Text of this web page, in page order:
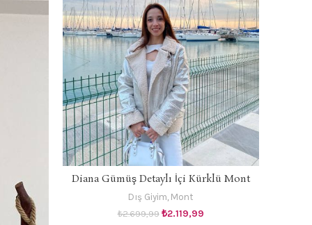
SEÇENEKLER
Diana Gümüş Detaylı İçi Kürklü Mont
Dış Giyim Mont
₺2.699,99 Orijinal
₺2.119,99Şu